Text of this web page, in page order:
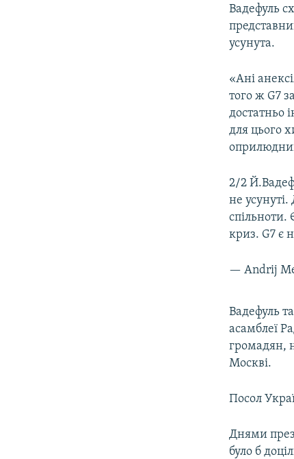
Вадефуль
усунута.
«Ані
того ж G7
достатньо
для цього
2/2
не усунуті.
спільноти.
криз. G7 є
— Andrij
Вадефуль
асамблеї
громадян,
Москві.
Посол
Днями
було б